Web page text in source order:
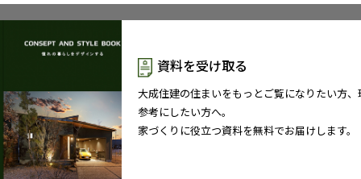
資料を受け取る
大成住建の住まいをもっとご覧になりたい方
参考にしたい方へ。
家づくりに役立つ資料を無料でお届けします。